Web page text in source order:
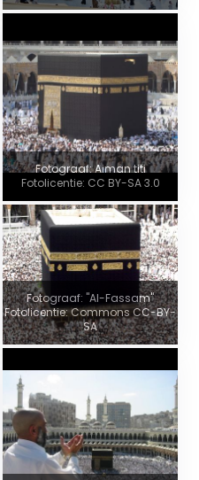
Fotograaf: Aiman titi
Fotolicentie: CC BY-SA 3.0
Fotograaf: "Al-Fassam"
Fotolicentie: Commons CC-BY-
SA